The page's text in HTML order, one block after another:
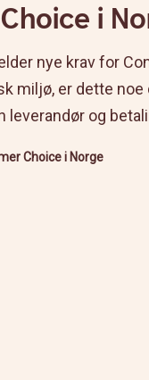
i
nye krav for
miljø, er dette
leverandør og
Choice i Norge